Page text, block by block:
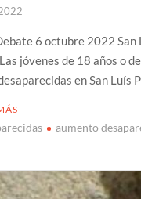
6 octubre 2022 San
jóvenes de 18 años o
en San Luís
aumento